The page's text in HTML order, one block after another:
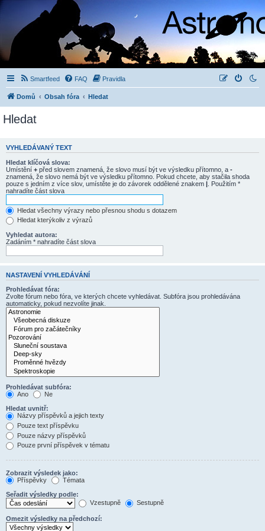
Smartfeed FAQ Pravidla
Domů Obsah fóra Hledat
Hledat
VYHLEDÁVANÝ TEXT
Hledat klíčová slova:
Umístění + před slovem znamená, že slovo musí být ve výsledku přítomno, a -
znamená, že slovo nemá být ve výsledku přítomno. Pokud chcete, aby stačila shoda
pouze s jedním z více slov, umístěte je do závorek oddělené znakem | . Použitím *
nahradíte část slova
Hledat všechny výrazy nebo přesnou shodu s dotazem
Hledat kterýkoliv z výrazů
Vyhledat autora:
Zadáním * nahradíte část slova
NASTAVENÍ VYHLEDÁVÁNÍ
Prohledávat fóra:
Zvolte fórum nebo fóra, ve kterých chcete vyhledávat. Subfóra jsou prohledávána
automaticky, pokud nezvolíte jinak.
Prohledávat subfóra:
Ano
Ne
Hledat uvnitř:
Názvy příspěvků a jejich texty
Pouze text příspěvku
Pouze názvy příspěvků
Pouze první příspěvek v tématu
Zobrazit výsledek jako:
Příspěvky
Témata
Seřadit výsledky podle:
Vzestupně
Sestupně
Omezit výsledky na předchozí: